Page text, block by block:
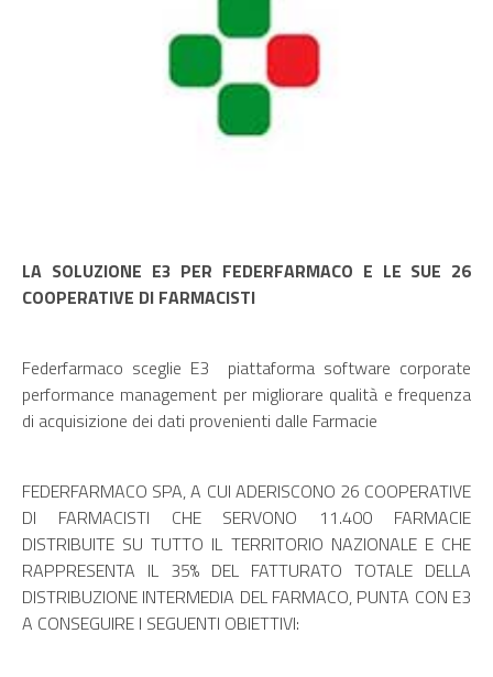
LA SOLUZIONE E3 PER FEDERFARMACO E LE SUE 26
COOPERATIVE DI FARMACISTI
Federfarmaco sceglie E3 piattaforma software corporate
performance management per migliorare qualità e frequenza
di acquisizione dei dati provenienti dalle Farmacie
FEDERFARMACO SPA, A CUI ADERISCONO 26 COOPERATIVE
DI FARMACISTI CHE SERVONO 11.400 FARMACIE
DISTRIBUITE SU TUTTO IL TERRITORIO NAZIONALE E CHE
RAPPRESENTA IL 35% DEL FATTURATO TOTALE DELLA
DISTRIBUZIONE INTERMEDIA DEL FARMACO, PUNTA CON E3
A CONSEGUIRE I SEGUENTI OBIETTIVI: